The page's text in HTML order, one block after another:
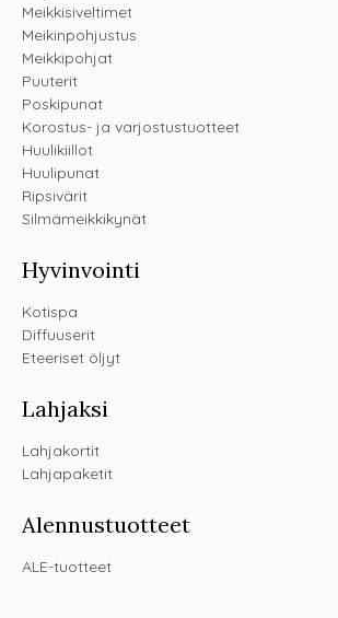
Meikkisiveltimet
Meikinpohjustus
Meikkipohjat
Puuterit
Poskipunat
Korostus- ja varjostustuotteet
Huulikiillot
Huulipunat
Ripsivärit
Silmämeikkikynät
Hyvinvointi
Kotispa
Diffuuserit
Eteeriset öljyt
Lahjaksi
Lahjakortit
Lahjapaketit
Alennustuotteet
ALE-tuotteet